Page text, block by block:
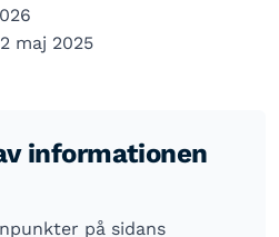
maj 2025
informationen
på sidans